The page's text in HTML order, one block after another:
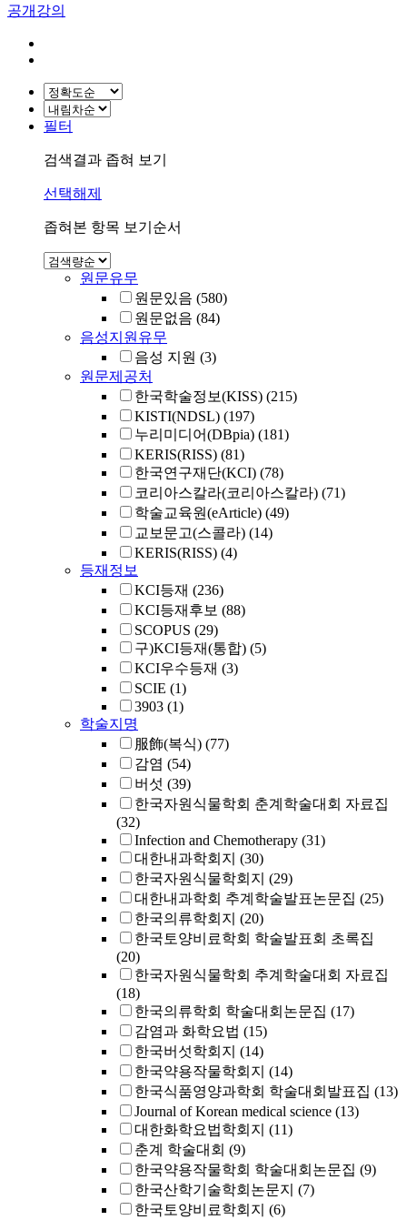
공개강의
필터
검색결과 좁혀 보기
선택해제
좁혀본 항목 보기순서
원문유무
원문있음 (580)
원문없음 (84)
음성지원유무
음성 지원 (3)
원문제공처
한국학술정보(KISS) (215)
KISTI(NDSL) (197)
누리미디어(DBpia) (181)
KERIS(RISS) (81)
한국연구재단(KCI) (78)
코리아스칼라(코리아스칼라) (71)
학술교육원(eArticle) (49)
교보문고(스콜라) (14)
KERIS(RISS) (4)
등재정보
KCI등재 (236)
KCI등재후보 (88)
SCOPUS (29)
구)KCI등재(통합) (5)
KCI우수등재 (3)
SCIE (1)
3903 (1)
학술지명
服飾(복식) (77)
감염 (54)
버섯 (39)
한국자원식물학회 춘계학술대회 자료집
(32)
Infection and Chemotherapy (31)
대한내과학회지 (30)
한국자원식물학회지 (29)
대한내과학회 추계학술발표논문집 (25)
한국의류학회지 (20)
한국토양비료학회 학술발표회 초록집
(20)
한국자원식물학회 추계학술대회 자료집
(18)
한국의류학회 학술대회논문집 (17)
감염과 화학요법 (15)
한국버섯학회지 (14)
한국약용작물학회지 (14)
한국식품영양과학회 학술대회발표집 (13)
Journal of Korean medical science (13)
대한화학요법학회지 (11)
춘계 학술대회 (9)
한국약용작물학회 학술대회논문집 (9)
한국산학기술학회논문지 (7)
한국토양비료학회지 (6)